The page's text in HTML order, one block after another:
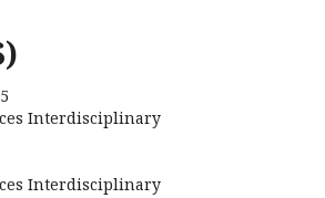
Interdisciplinary
Interdisciplinary